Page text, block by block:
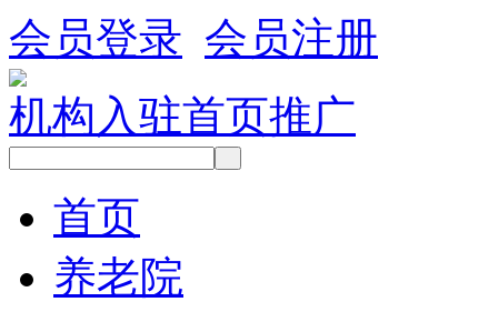
会员登录 会员注册
机构入驻首页推广
首页
养老院